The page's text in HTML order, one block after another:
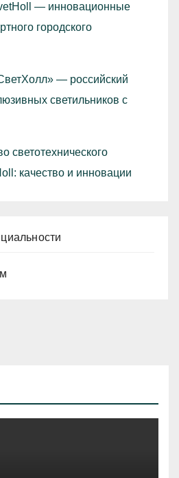
— инновационные
городского
— российский
светильников с
светотехнического
качество и инновации